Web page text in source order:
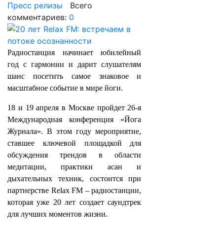
Пресс релизы Всего
комментариев: 0
Радиостанция начинает юбилейный
год с гармонии и дарит слушателям
шанс посетить самое знаковое и
масштабное событие в мире йоги.
18 и 19 апреля в Москве пройдет 26‑я
Международная конференция «Йога
Журнала». В этом году мероприятие,
ставшее ключевой площадкой для
обсуждения трендов в области
медитации, практики асан и
дыхательных техник, состоится при
партнерстве Relax FM – радиостанции,
которая уже 20 лет создает саундтрек
для лучших моментов жизни.